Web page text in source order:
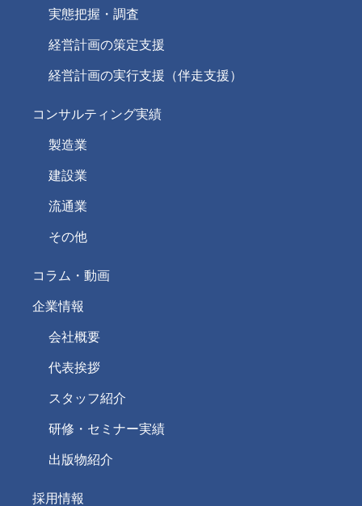
実態把握・調査
経営計画の策定支援
経営計画の実行支援（伴走支援）
コンサルティング実績
製造業
建設業
流通業
その他
コラム・動画
企業情報
会社概要
代表挨拶
スタッフ紹介
研修・セミナー実績
出版物紹介
採用情報